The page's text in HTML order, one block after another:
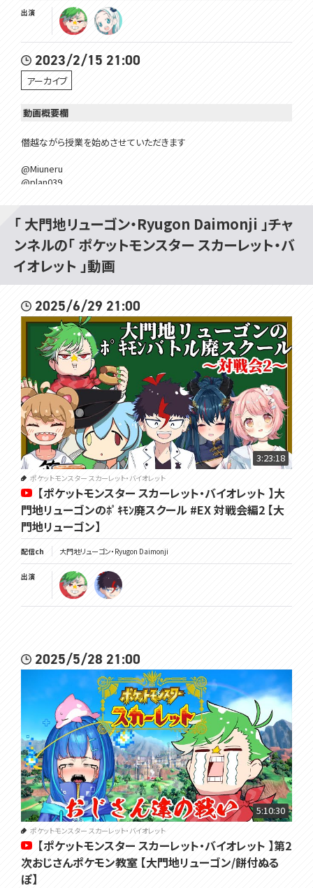
出演
2023/2/15 21:00
アーカイブ
動画概要欄
僭越ながら授業を始めさせていただきます
@Miuneru
@plan039
@narumiura
@UsuiKomaki
@hanamaru_chiyo
@ameru_hoshifuru
#voms_project
「 大門地リューゴン・Ryugon Daimonji 」チャ
ンネルの「 ポケットモンスター スカーレット・バ
イオレット 」動画
2025/6/29 21:00
3:23:18
ポケットモンスター スカーレット・バイオレット
【ポケットモンスター スカーレット・バイオレット 】大
門地リューゴンのﾎﾟｷﾓﾝ廃スクール #EX 対戦会編2 【大
門地リューゴン】
配信ch 大門地リューゴン・Ryugon Daimonji
出演
2025/5/28 21:00
5:10:30
ポケットモンスター スカーレット・バイオレット
【ポケットモンスター スカーレット・バイオレット 】第2
次おじさんポケモン教室 【大門地リューゴン/餅付ぬる
ぽ】